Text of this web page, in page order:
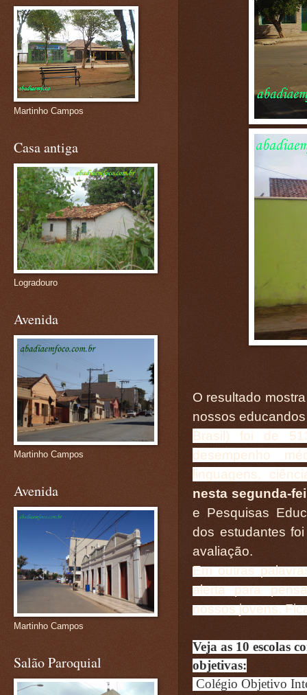
O resultado
nossos
Brasil) foi de
desempenho
linguagens,
nesta segunda-
e Pesquisas
dos estudantes
avaliação.
Em outras
alerta para
nossos jovens.
Veja as 10 escolas
objetivas:
Colégio Objetivo
Martinho Campos
Casa antiga
Logradouro
Avenida
Martinho Campos
Avenida
Martinho Campos
Salão Paroquial